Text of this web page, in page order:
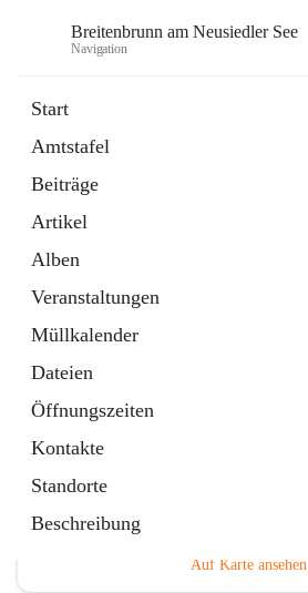
Breitenbrunn am Neusiedler See
Navigation
Start
Amtstafel
Beiträge
Artikel
Alben
Veranstaltungen
Müllkalender
Dateien
Öffnungszeiten
Kontakte
Standorte
Beschreibung
18 Schnellzugriffe
Gemeindeservice
Auf Karte ansehen